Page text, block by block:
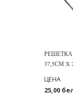
РЕШЕТКА
37,5СМ X
25,00
ЦЕНА